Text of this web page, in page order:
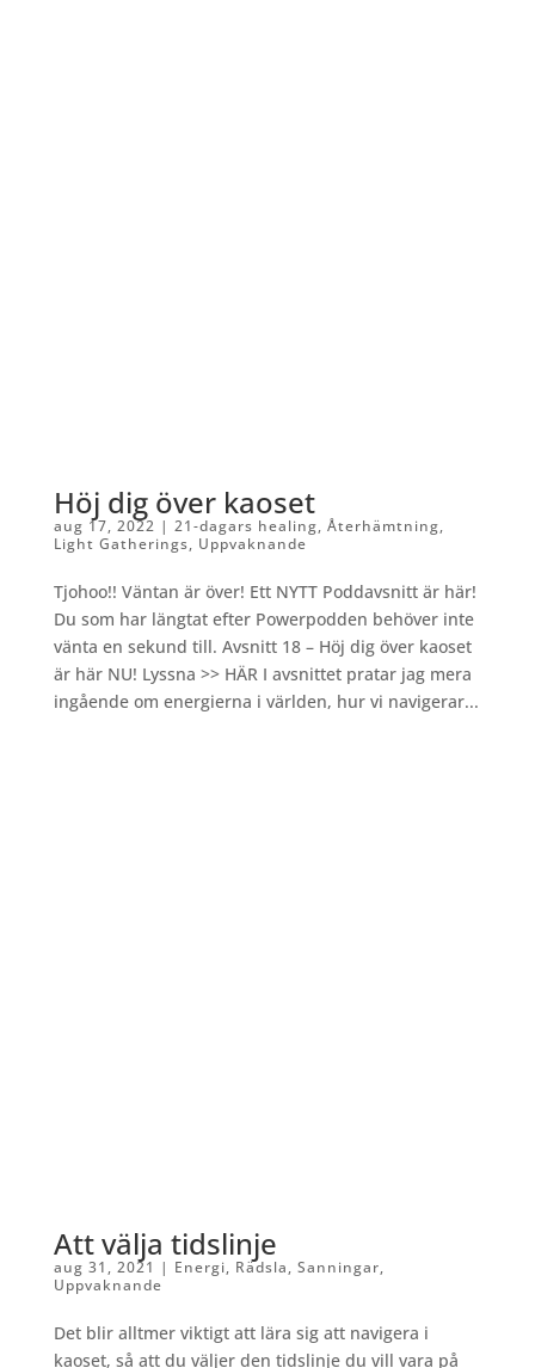
Höj dig över kaoset
aug 17, 2022 | 21-dagars healing, Återhämtning,
Light Gatherings, Uppvaknande
Tjohoo!! Väntan är över! Ett NYTT Poddavsnitt är här!
Du som har längtat efter Powerpodden behöver inte
vänta en sekund till. Avsnitt 18 – Höj dig över kaoset
är här NU! Lyssna >> HÄR I avsnittet pratar jag mera
ingående om energierna i världen, hur vi navigerar...
Att välja tidslinje
aug 31, 2021 | Energi, Rädsla, Sanningar,
Uppvaknande
Det blir alltmer viktigt att lära sig att navigera i
kaoset, så att du väljer den tidslinje du vill vara på